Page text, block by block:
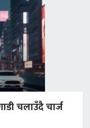
चलाउँदै चार्ज